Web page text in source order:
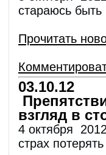
стараюсь
Прочитать
03.10.12
взгляд в
4 октября
страх